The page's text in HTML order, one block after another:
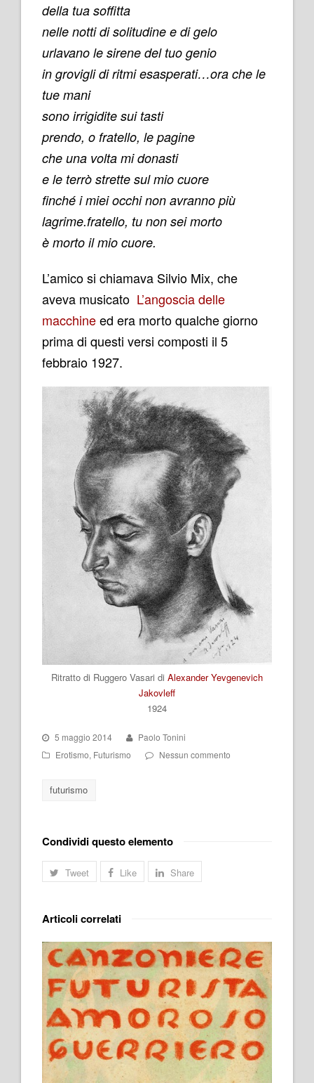
della tua soffitta
nelle notti di solitudine e di gelo
urlavano le sirene del tuo genio
in grovigli di ritmi esasperati…ora che le
tue mani
sono irrigidite sui tasti
prendo, o fratello, le pagine
che una volta mi donasti
e le terrò strette sul mio cuore
finché i miei occhi non avranno più
lagrime.fratello, tu non sei morto
è morto il mio cuore.
L’amico si chiamava Silvio Mix, che
aveva musicato L’angoscia delle
macchineed era morto qualche giorno
prima di questi versi composti il 5
febbraio 1927.
Ritratto di Ruggero Vasari di Alexander Yevgenevich
Jakovleff
1924
5 maggio 2014
Paolo Tonini
Erotismo, Futurismo Nessun commento
futurismo
Condividi questo elemento
Tweet Like Share
Articoli correlati